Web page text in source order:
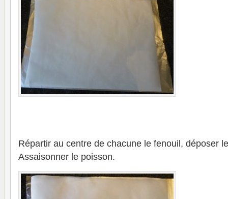
Répartir au centre de chacune le fenouil, déposer
Assaisonner le poisson.